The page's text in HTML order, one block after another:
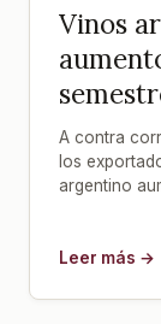
Vinos
A contra
los
argentino
Leer más →